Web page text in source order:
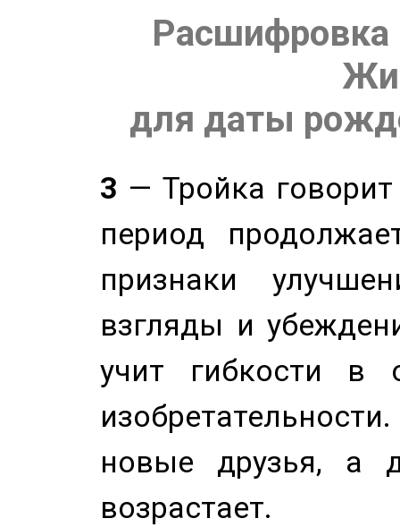
Расшифровка
для даты
3 — Тройка
период
признаки
взгляды и
учит гибкости в
новые друзья, а
возрастает.